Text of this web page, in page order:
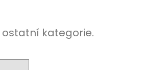
kategorie.